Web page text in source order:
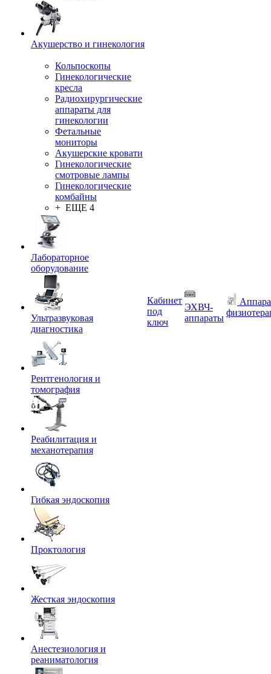
Акушерство и гинекология
Кольпоскопы
Гинекологические
кресла
Радиохирургические
аппараты для
гинекологии
Фетальные
мониторы
Акушерские кровати
Гинекологические
смотровые лампы
Гинекологические
комбайны
+ ЕЩЕ 4
Лабораторное
оборудование
Ультразвуковая
диагностика
Рентгенология и
томография
Реабилитация и
механотерапия
Гибкая эндоскопия
Проктология
Жесткая эндоскопия
Анестезиология и
реаниматология
Кабинет
под
ключ
ЭХВЧ-
аппараты